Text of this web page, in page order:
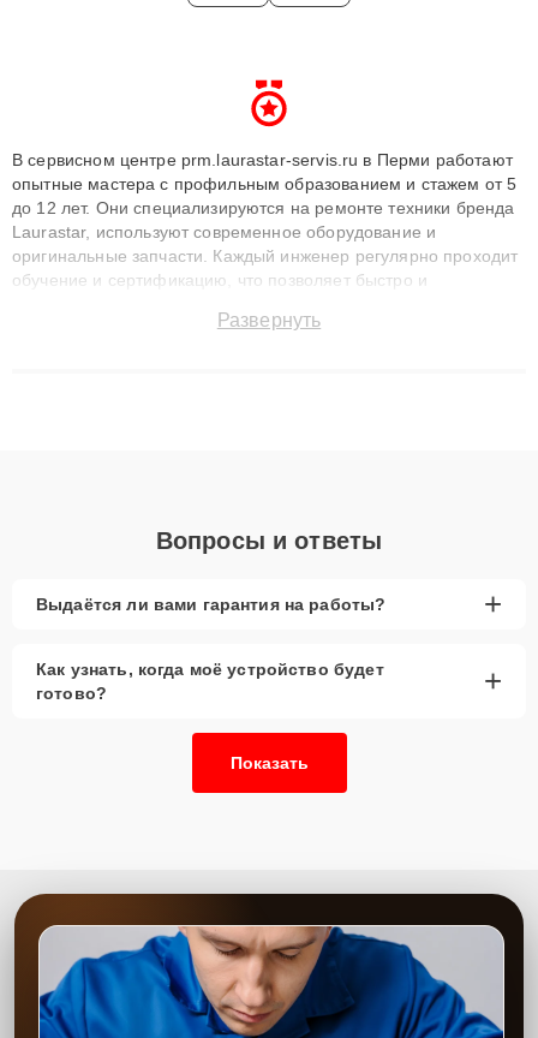
В сервисном центре prm.laurastar-servis.ru в Перми работают
опытные мастера с профильным образованием и стажем от 5
до 12 лет. Они специализируются на ремонте техники бренда
Laurastar, используют современное оборудование и
оригинальные запчасти. Каждый инженер регулярно проходит
обучение и сертификацию, что позволяет быстро и
сохранением гарантии до 3 лет. Наши мастера решают
Развернуть
Вопросы и ответы
Выдаётся ли вами гарантия на работы? +
Как узнать, когда моё устройство будет
готово?
+
Показать